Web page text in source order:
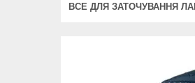
ВСЕ ДЛЯ ЗАТОЧУВАННЯ